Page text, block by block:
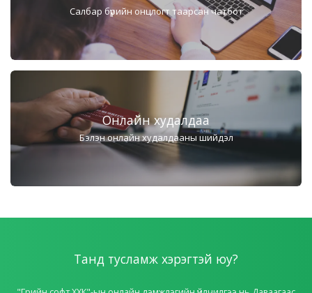
Салбар бүрийн онцлогт таарсан чатбот
Онлайн худалдаа
Бэлэн онлайн худалдааны шийдэл
Танд тусламж хэрэгтэй юу?